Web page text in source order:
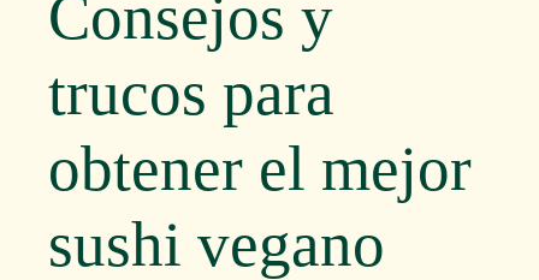
Consejos y
trucos para
obtener el mejor
sushi vegano